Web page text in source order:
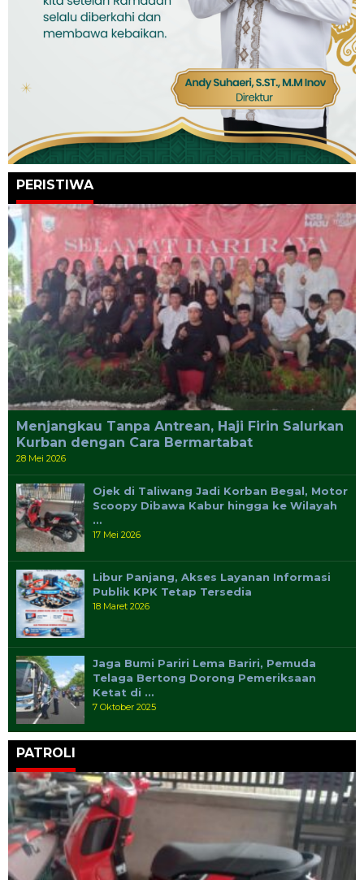
PERISTIWA
Menjangkau Tanpa Antrean, Haji Firin Salurkan
Kurban dengan Cara Bermartabat
28 Mei 2026
Ojek di Taliwang Jadi Korban Begal, Motor
Scoopy Dibawa Kabur hingga ke Wilayah
…
17 Mei 2026
Libur Panjang, Akses Layanan Informasi
Publik KPK Tetap Tersedia
18 Maret 2026
Jaga Bumi Pariri Lema Bariri, Pemuda
Telaga Bertong Dorong Pemeriksaan
Ketat di …
7 Oktober 2025
PATROLI